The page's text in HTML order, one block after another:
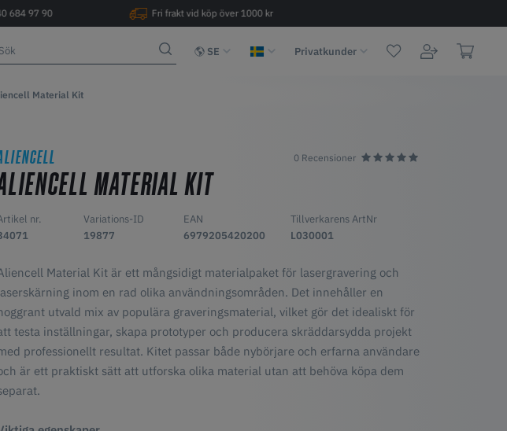
684 97 90 Fri frakt vid köp över 1000 kr
SE Privatkunder
Material Kit
0 Recensioner
MATERIAL KIT
nr.
Variations-ID
19877
EAN
6979205420200
Tillverkarens ArtNr
L030001
Material Kit är ett mångsidigt materialpaket för lasergravering och
inom en rad olika användningsområden. Det innehåller en
utvald mix av populära graveringsmaterial, vilket gör det idealiskt för
testa inställningar, skapa prototyper och producera skräddarsydda projekt
professionellt resultat. Kitet passar både nybörjare och erfarna användare
är ett praktiskt sätt att utforska olika material utan att behöva köpa dem